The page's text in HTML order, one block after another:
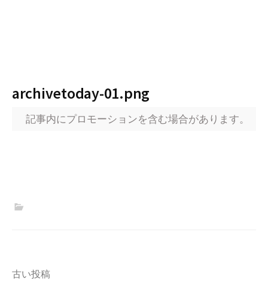
archivetoday-01.png
記事内にプロモーションを含む場合があります。
投
古い投稿